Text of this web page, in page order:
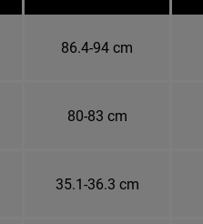
86.4-94 cm
80-83 cm
35.1-36.3 cm